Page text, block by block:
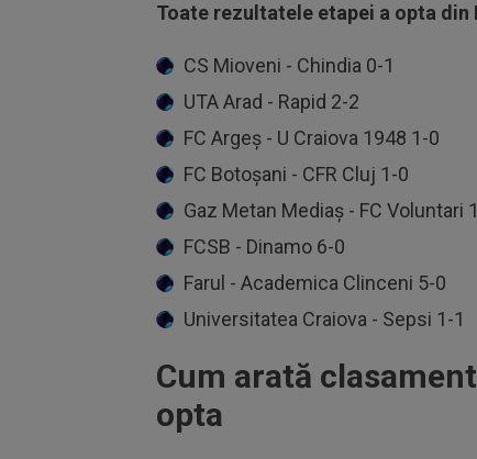
Toate rezultatele etapei a opta din
CS Mioveni - Chindia 0-1
UTA Arad - Rapid 2-2
FC Argeș - U Craiova 1948 1-0
FC Botoșani - CFR Cluj 1-0
Gaz Metan Mediaș - FC Voluntari
FCSB - Dinamo 6-0
Farul - Academica Clinceni 5-0
Universitatea Craiova - Sepsi 1-1
Cum arată
opta